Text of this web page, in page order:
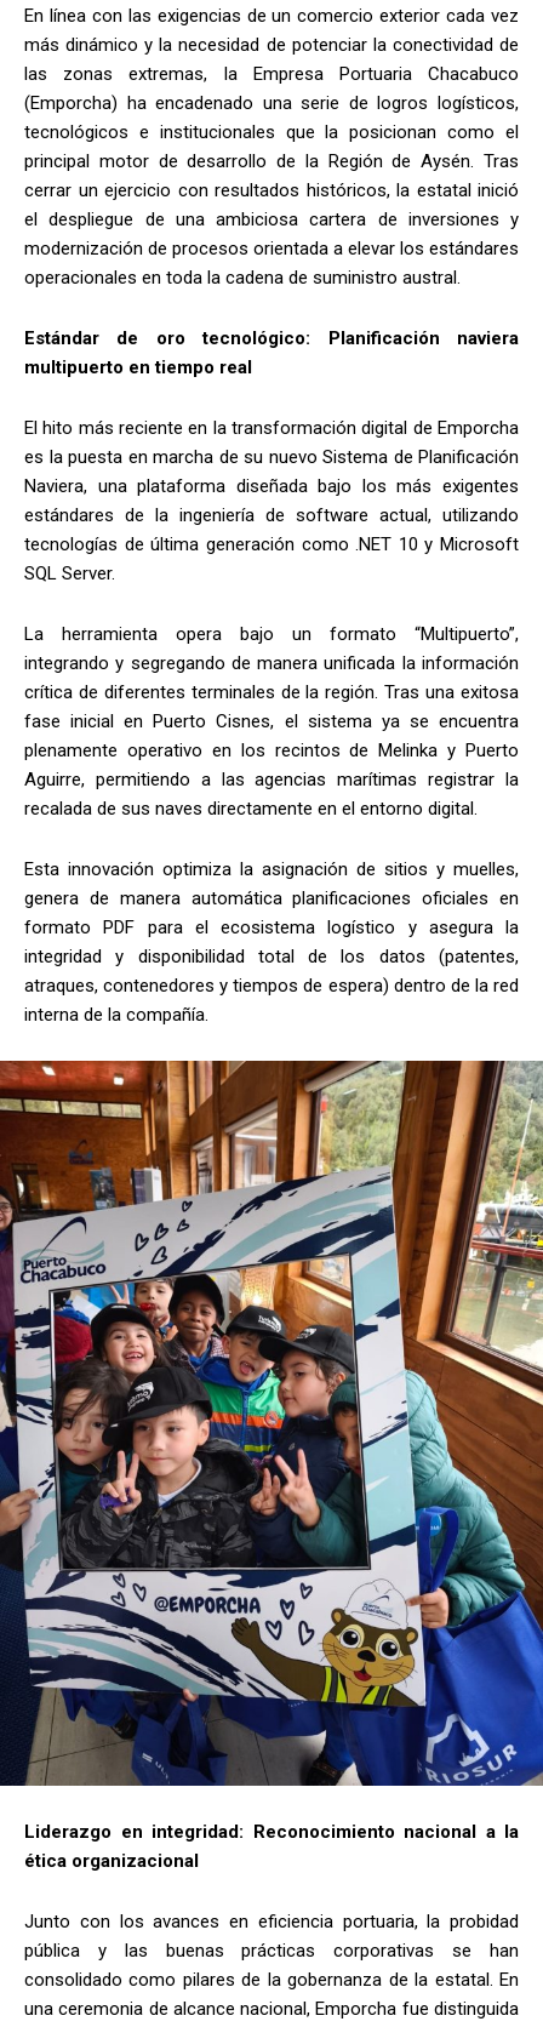
En línea con las exigencias de un comercio exterior cada vez
más dinámico y la necesidad de potenciar la conectividad de
las zonas extremas, la Empresa Portuaria Chacabuco
(Emporcha) ha encadenado una serie de logros logísticos,
tecnológicos e institucionales que la posicionan como el
principal motor de desarrollo de la Región de Aysén. Tras
cerrar un ejercicio con resultados históricos, la estatal inició
el despliegue de una ambiciosa cartera de inversiones y
modernización de procesos orientada a elevar los estándares
operacionales en toda la cadena de suministro austral.
Estándar de oro tecnológico: Planificación naviera
multipuerto en tiempo real
El hito más reciente en la transformación digital de Emporcha
es la puesta en marcha de su nuevo Sistema de Planificación
Naviera, una plataforma diseñada bajo los más exigentes
estándares de la ingeniería de software actual, utilizando
tecnologías de última generación como .NET 10 y Microsoft
SQL Server.
La herramienta opera bajo un formato “Multipuerto”,
integrando y segregando de manera unificada la información
crítica de diferentes terminales de la región. Tras una exitosa
fase inicial en Puerto Cisnes, el sistema ya se encuentra
plenamente operativo en los recintos de Melinka y Puerto
Aguirre, permitiendo a las agencias marítimas registrar la
recalada de sus naves directamente en el entorno digital.
Esta innovación optimiza la asignación de sitios y muelles,
genera de manera automática planificaciones oficiales en
formato PDF para el ecosistema logístico y asegura la
integridad y disponibilidad total de los datos (patentes,
atraques, contenedores y tiempos de espera) dentro de la red
interna de la compañía.
Liderazgo en integridad: Reconocimiento nacional a la
ética organizacional
Junto con los avances en eficiencia portuaria, la probidad
pública y las buenas prácticas corporativas se han
consolidado como pilares de la gobernanza de la estatal. En
una ceremonia de alcance nacional, Emporcha fue distinguida